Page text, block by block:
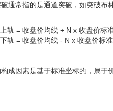
通常指的是通道突破，如突破布
轨 = 收盘价均线 + N x 收盘价标
轨 = 收盘价均线 - N x 收盘价标
成因素是基于标准坐标的，属于